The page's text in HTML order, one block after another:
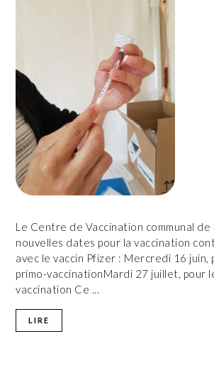
Le Centre de Vaccination communal
nouvelles dates pour la vaccination
avec le vaccin Pfizer : Mercredi 16 juin,
primo-vaccinationMardi 27 juillet, pour
vaccination Ce ...
LIRE